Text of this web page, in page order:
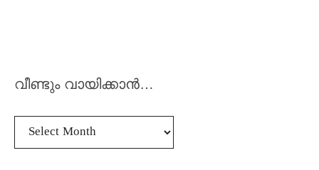
വീണ്ടും വായിക്കാൻ…